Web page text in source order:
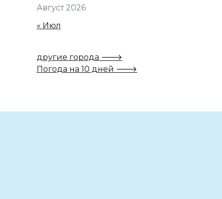
Август 2026
« Июл
другие города 🡒
Погода на 10 дней 🡒